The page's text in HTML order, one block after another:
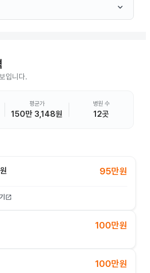
keyboard_arrow_down
입니다.
평균가
150만 3,148원
병원 수
12곳
95만원
open_in_new
100만원
100만원